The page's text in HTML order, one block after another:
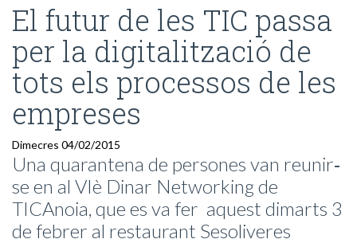
El futur de les TIC passa
per la digitalització de
tots els processos de les
empreses
Dimecres 04/02/2015
Una quarantena de persones van reunir­‐
se en al VIè Dinar Networking de
TICAnoia, que es va fer aquest dimarts 3
de febrer al restaurant Sesoliveres